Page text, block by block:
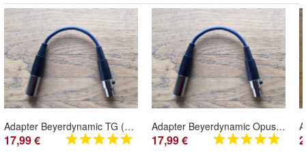
Adapter Beyerdynamic TG (TA4M TQG) auf Beyerdynamic Opus/ Synexis, MiPro (TA4F)
17,99 €
Adapter Beyerdynamic Opus (TA4M TQG) auf Beyerdynamic TG 100/1000 (TA4F TQG)
17,99 €